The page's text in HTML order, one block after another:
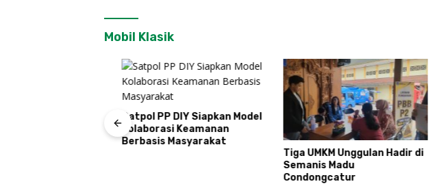
Mobil Klasik
Satpol PP DIY Siapkan Model
Kolaborasi Keamanan
Berbasis Masyarakat
Tiga UMKM Unggulan Hadir di
Semanis Madu
Condongcatur